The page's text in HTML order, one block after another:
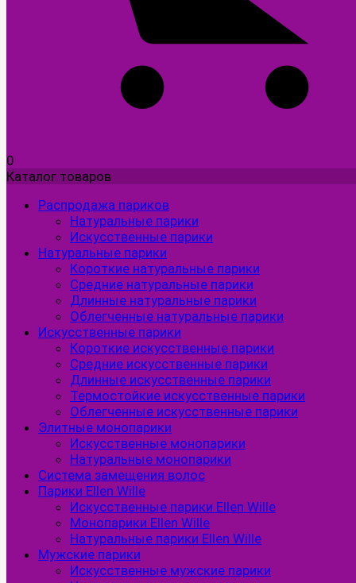
0
Каталог товаров
Распродажа париков
Натуральные парики
Искусственные парики
Натуральные парики
Короткие натуральные парики
Средние натуральные парики
Длинные натуральные парики
Облегченные натуральные парики
Искусственные парики
Короткие искусственные парики
Средние искусственные парики
Длинные искусственные парики
Термостойкие искусственные парики
Облегченные искусственные парики
Элитные монопарики
Искусственные монопарики
Натуральные монопарики
Система замещения волос
Парики Ellen Wille
Искусственные парики Ellen Wille
Монопарики Ellen Wille
Натуральные парики Ellen Wille
Мужские парики
Искусственные мужские парики